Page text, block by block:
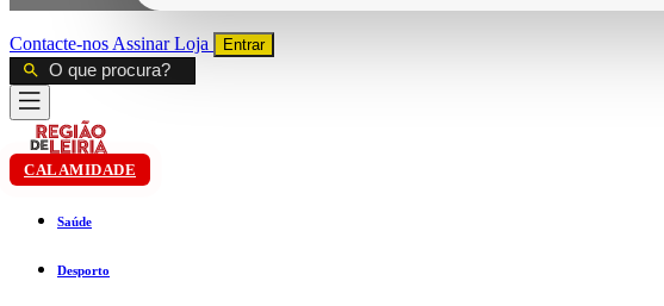
Contacte-nos AssinarLoja Entrar
CALAMIDADE
Saúde
Desporto